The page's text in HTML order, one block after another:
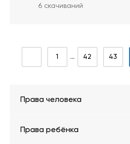
6 скачиваний
1 … 42 43
Права человека
Права ребёнка